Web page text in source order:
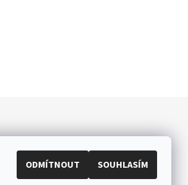
Swarovski šperky | Prostěradla
ODMÍTNOUT SOUHLASÍM